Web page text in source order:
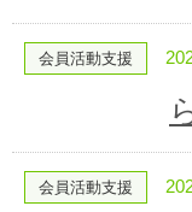
会員活動支援
会員活動支援